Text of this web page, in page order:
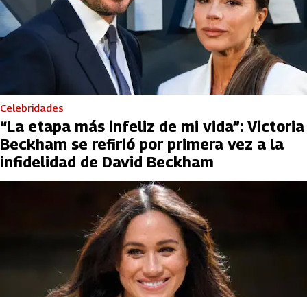
Celebridades
“La etapa más infeliz de mi vida”: Victoria
Beckham se refirió por primera vez a la
infidelidad de David Beckham